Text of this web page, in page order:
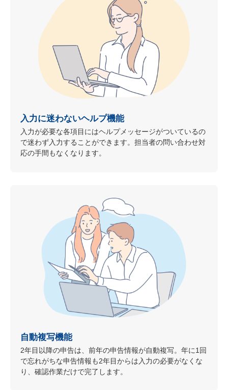
入力に迷わないヘルプ機能
入力が必要な各項目にはヘルプメッセージがついているの
で迷わず入力することができます。担当者の問い合わせ対
応の手間もなくなります。
自動複写機能
2年目以降の申告は、前年の申告情報が自動複写。年に1回
で忘れがちな申告情報も2年目からは入力の必要がなくな
り、確認作業だけで完了します。